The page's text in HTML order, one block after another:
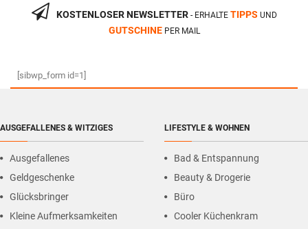
KOSTENLOSER NEWSLETTER- ERHALTE TIPPS UND
GUTSCHINEPER MAIL
[sibwp_form id=1]
AUSGEFALLENES & WITZIGES
Ausgefallenes
Geldgeschenke
Glücksbringer
Kleine Aufmerksamkeiten
LIFESTYLE & WOHNEN
Bad & Entspannung
Beauty & Drogerie
Büro
Cooler Küchenkram